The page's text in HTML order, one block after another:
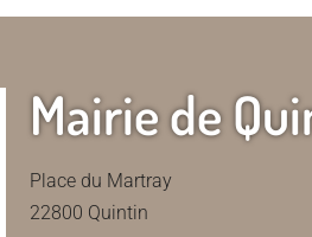
Mairie de
Place du Martray
22800 Quintin